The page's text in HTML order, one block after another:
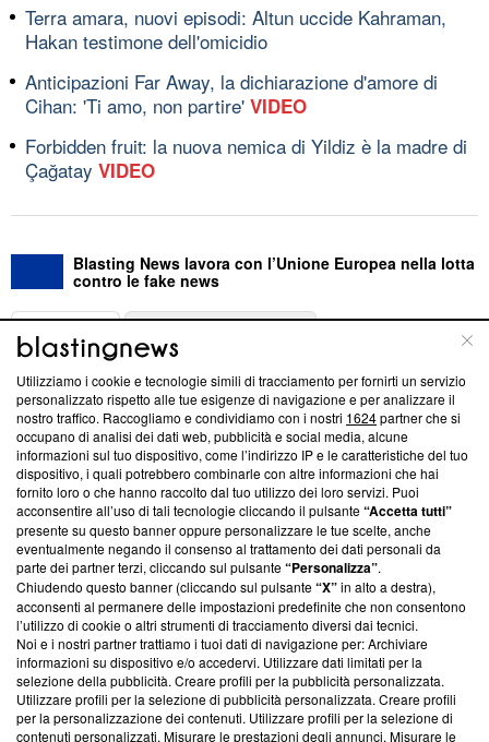
Terra amara, nuovi episodi: Altun uccide Kahraman,
Hakan testimone dell'omicidio
Anticipazioni Far Away, la dichiarazione d'amore di
Cihan: 'Ti amo, non partire' VIDEO
Forbidden fruit: la nuova nemica di Yildiz è la madre di
Çağatay VIDEO
Blasting News lavora con l’Unione Europea nella lotta
contro le fake news
ABOUT
Questa sezione offre informazioni trasparenti su Blasting
News, sui nostri processi editoriali e su come ci impegniamo a
creare news di qualità. Inoltre, afferma la nostra aderenza a
‘Trust Project - News with Integrity’Blasting News non è
ancora membro del programma, ma ha richiesto di farne
parte; Trust Project non ha ancora effettuato una verifica di
conformità agli standard.
Su di noi
Team editoriale
Corporate
Redazione
Informativa Privacy
Utilizziamo i cookie e tecnologie simili di tracciamento per fornirti un servizio
personalizzato rispetto alle tue esigenze di navigazione e per analizzare il
nostro traffico. Raccogliamo e condividiamo con i nostri 1624partner che si
occupano di analisi dei dati web, pubblicità e social media, alcune
informazioni sul tuo dispositivo, come l’indirizzo IP e le caratteristiche del tuo
dispositivo, i quali potrebbero combinarle con altre informazioni che hai
fornito loro o che hanno raccolto dal tuo utilizzo dei loro servizi. Puoi
acconsentire all’uso di tali tecnologie cliccando il pulsante“Accetta tutti”
presente su questo banner oppure personalizzare le tue scelte, anche
eventualmente negando il consenso al trattamento dei dati personali da
parte dei partner terzi, cliccando sul pulsante“Personalizza”.
Chiudendo questo banner (cliccando sul pulsante“X”in alto a destra),
acconsenti al permanere delle impostazioni predefinite che non consentono
l’utilizzo di cookie o altri strumenti di tracciamento diversi dai tecnici.
Noi e i nostri partner trattiamo i tuoi dati di navigazione per: Archiviare
informazioni su dispositivo e/o accedervi. Utilizzare dati limitati per la
selezione della pubblicità. Creare profili per la pubblicità personalizzata.
Utilizzare profili per la selezione di pubblicità personalizzata. Creare profili
per la personalizzazione dei contenuti. Utilizzare profili per la selezione di
contenuti personalizzati. Misurare le prestazioni degli annunci. Misurare le